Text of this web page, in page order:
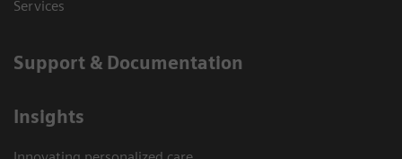
Services
Support & Documentation
Insights